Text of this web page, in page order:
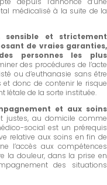
médicalisé à la suite de la
et strictement
de vraies garanties,
personnes les plus
des procédures de l’acte
ou d’euthanasie sans être
et donc de contenir le risque
létale de la sorte instituée.
et aux soins
justes, au domicile comme
social est un prérequis
relative aux soins en fin de
l’accès aux compétences
la douleur, dans la prise en
des situations